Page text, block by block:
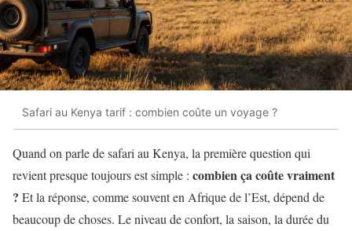
Safari au Kenya tarif : combien coûte un voyage ?
Quand on parle de safari au Kenya, la première question qui
revient presque toujours est simple : combien ça coûte vraiment
? Et la réponse, comme souvent en Afrique de l’Est, dépend de
beaucoup de choses. Le niveau de confort, la saison, la durée du